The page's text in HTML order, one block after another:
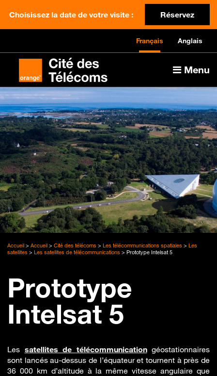
Choisissez la date de votre visite : Réservez
Français Anglais
Menu
Accueil > Accueil > Cité des télécoms > Les télécommunications spatiales > Les
satellites > Les satellites de télécommunications > Prototype Intelsat 5
Prototype
Intelsat 5
Les satellites de télécommunicationgéostationnaires
sont lancés au-dessus de l’équateur et tournent à près de
36 000 km d’altitude à la même vitesse angulaire que